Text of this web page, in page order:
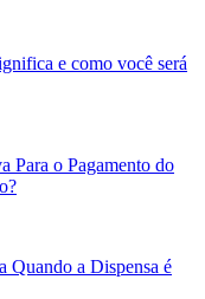
e como você será
Para o Pagamento do
Quando a Dispensa é